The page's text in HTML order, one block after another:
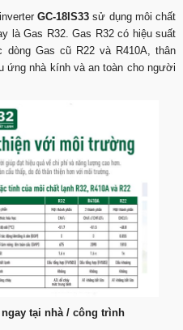
GC-18IS33 sử dụng môi chất
là Gas R32. Gas R32 có hiệu suất
Gas cũ R22 và R410A, thân
ứng nhà kính và an toàn cho người
ngay tại nhà / công trình